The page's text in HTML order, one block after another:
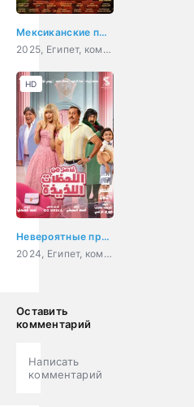
Мексиканские приключения
2025, Египет, комедия, приключения
Невероятные приключения в параллельном мире
2024, Египет, комедия, фэнтези, приключения
HD
Оставить
комментарий
Написать
комментарий